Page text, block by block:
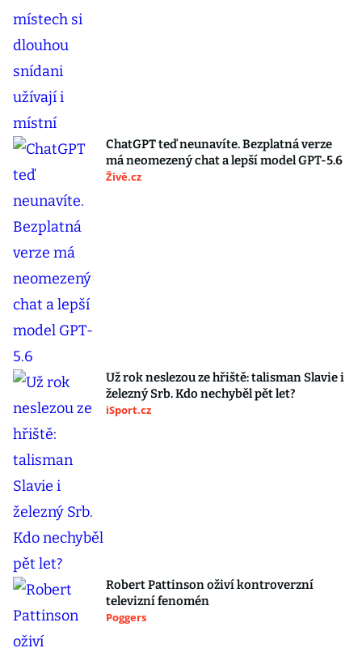
ChatGPT teď neunavíte. Bezplatná verze
má neomezený chat a lepší model GPT-5.6
Živě.cz
Už rok neslezou ze hřiště: talisman Slavie i
železný Srb. Kdo nechyběl pět let?
iSport.cz
Robert Pattinson oživí kontroverzní
televizní fenomén
Poggers